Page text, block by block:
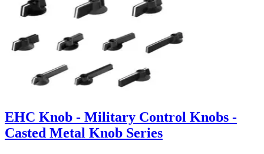
EHC Knob - Military Control Knobs -
Casted Metal Knob Series